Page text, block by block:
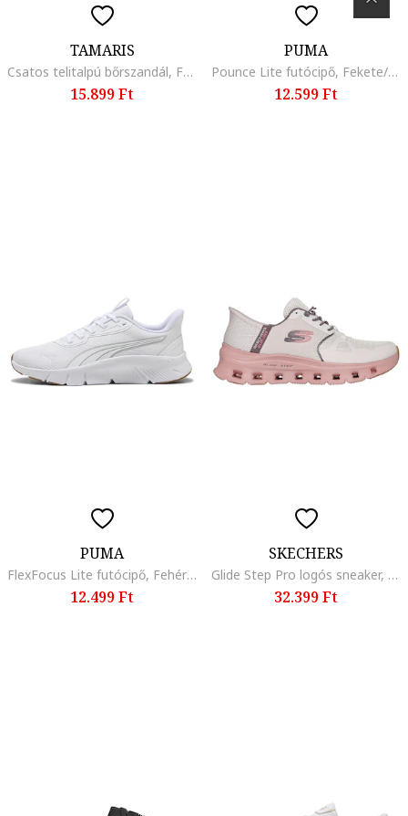
TAMARIS
Csatos telitalpú bőrszandál, Fekete/Barna
15.899 Ft
PUMA
Pounce Lite futócipő, Fekete/Rózsaszín
12.599 Ft
PUMA
FlexFocus Lite futócipő, Fehér/Karamellbarna
12.499 Ft
SKECHERS
Glide Step Pro logós sneaker, Pasztellrózsaszín/Világos tópbarna
32.399 Ft